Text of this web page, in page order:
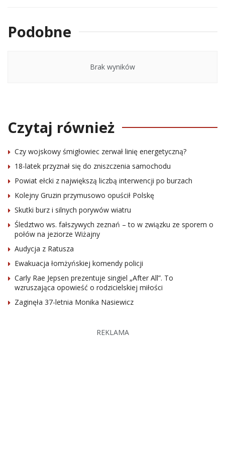
Podobne
Brak wyników
Czytaj również
Czy wojskowy śmigłowiec zerwał linię energetyczną?
18-latek przyznał się do zniszczenia samochodu
Powiat ełcki z największą liczbą interwencji po burzach
Kolejny Gruzin przymusowo opuścił Polskę
Skutki burz i silnych porywów wiatru
Śledztwo ws. fałszywych zeznań – to w związku ze sporem o
połów na jeziorze Wiżajny
Audycja z Ratusza
Ewakuacja łomżyńskiej komendy policji
Carly Rae Jepsen prezentuje singiel „After All”. To
wzruszająca opowieść o rodzicielskiej miłości
Zaginęła 37-letnia Monika Nasiewicz
REKLAMA